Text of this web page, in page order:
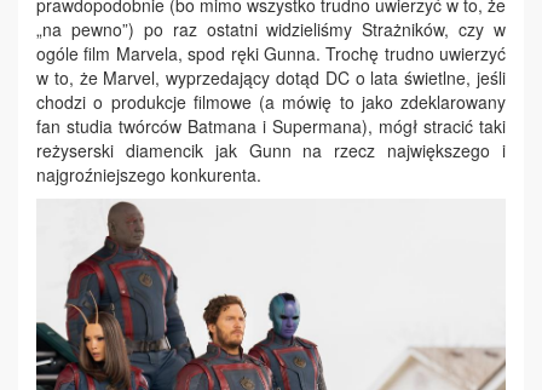
„na pewno”) po raz ostatni widzieliśmy Strażników, czy w
ogóle film Marvela, spod ręki Gunna. Trochę trudno uwierzyć
w to, że Marvel, wyprzedający dotąd DC o lata świetlne, jeśli
chodzi o produkcje filmowe (a mówię to jako zdeklarowany
fan studia twórców Batmana i Supermana), mógł stracić taki
reżyserski diamencik jak Gunn na rzecz największego i
najgroźniejszego konkurenta.